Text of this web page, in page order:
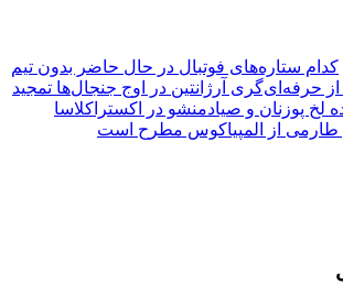
کدام ستاره‌های فوتبال در حال حاضر بدون تیم
حرفه‌ای‌گری آرژانتین در اوج جنجال‌ها تمجید
لخ پوزنان و صیادمنشو در اکستراکلاسا
طارمی از المپیاکوس مطرح است